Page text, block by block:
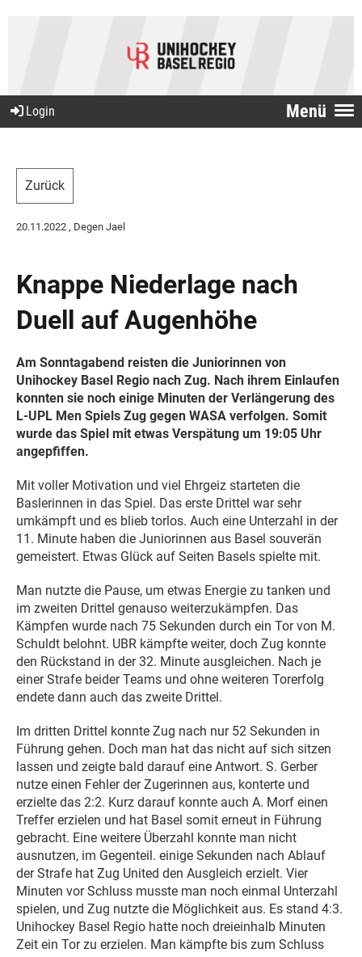
Menü
Login
Zurück
20.11.2022 , Degen Jael
Knappe Niederlage nach
Duell auf Augenhöhe
Am Sonntagabend reisten die Juniorinnen von
Unihockey Basel Regio nach Zug. Nach ihrem Einlaufen
konnten sie noch einige Minuten der Verlängerung des
L-UPL Men Spiels Zug gegen WASA verfolgen. Somit
wurde das Spiel mit etwas Verspätung um 19:05 Uhr
angepfiffen.
Mit voller Motivation und viel Ehrgeiz starteten die
Baslerinnen in das Spiel. Das erste Drittel war sehr
umkämpft und es blieb torlos. Auch eine Unterzahl in der
11. Minute haben die Juniorinnen aus Basel souverän
gemeistert. Etwas Glück auf Seiten Basels spielte mit.
Man nutzte die Pause, um etwas Energie zu tanken und
im zweiten Drittel genauso weiterzukämpfen. Das
Kämpfen wurde nach 75 Sekunden durch ein Tor von M.
Schuldt belohnt. UBR kämpfte weiter, doch Zug konnte
den Rückstand in der 32. Minute ausgleichen. Nach je
einer Strafe beider Teams und ohne weiteren Torerfolg
endete dann auch das zweite Drittel.
Im dritten Drittel konnte Zug nach nur 52 Sekunden in
Führung gehen. Doch man hat das nicht auf sich sitzen
lassen und zeigte bald darauf eine Antwort. S. Gerber
nutze einen Fehler der Zugerinnen aus, konterte und
erzielte das 2:2. Kurz darauf konnte auch A. Morf einen
Treffer erzielen und hat Basel somit erneut in Führung
gebracht. Eine weitere Überzahl konnte man nicht
ausnutzen, im Gegenteil. einige Sekunden nach Ablauf
der Strafe hat Zug United den Ausgleich erzielt. Vier
Minuten vor Schluss musste man noch einmal Unterzahl
spielen, und Zug nutzte die Möglichkeit aus. Es stand 4:3.
Unihockey Basel Regio hatte noch dreieinhalb Minuten
Zeit ein Tor zu erzielen. Man kämpfte bis zum Schluss